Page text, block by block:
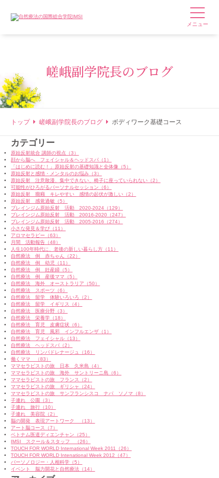
メニュー
嵯峨副学院長のブログ
トップ 嵯峨副学院長のブログ ボディワーク基礎コース
カテゴリー
原始反射統合 講師の視点（3）
顔から脳へ フェイシャル＆ヘッドスパ（1）
「はじめに読む！」原始反射の基礎知識と全体像（5）
原始反射と感情・メンタルのお悩み（3）
原始反射 注意散漫、集中できない、椅子に座っていられない（2）
可能性がひろがるパーソナルセッション（6）
原始反射 癇癪 キレやすい 感情の起伏が激しい（2）
原始反射 感覚過敏（5）
ブレインジム原始反射 活動 2020-2024（129）
ブレインジム原始反射 活動 20016-2020（247）
ブレインジム原始反射 活動 2005-2016（274）
小さな発見＆学び（11）
アロマセラピー（63）
月間 活動報告（48）
人生100年時代に、老後の新しい暮らし方（11）
自然療法 例 赤ちゃん（22）
自然療法 例 幼児（11）
自然療法 例 妊産婦（5）
自然療法 例 産後ママ（5）
自然療法 海外 オーストラリア（50）
自然療法 スポーツ（6）
自然療法 留学 体験いろいろ（2）
自然療法 留学 イギリス（4）
自然療法 医療分野（3）
自然療法 栄養学（18）
自然療法 育児 皮膚症状（6）
自然療法 育児 風邪 インフルエンザ（1）
自然療法 フェイシャル（13）
自然療法 ヘッドスパ（2）
自然療法 リンパドレナージュ（16）
働くママ （83）
ママセラピストの旅 日本 久米島（4）
ママセラピストの旅 海外 サントリーニ島（6）
ママセラピストの旅 フランス（2）
ママセラピストの旅 ギリシャ（24）
ママセラピストの旅 サンフランシスコ ナパ ソノマ（8）
子連れ 公園（3）
子連れ 旅行（10）
子連れ 美容院（2）
脳の開発 表現アートワーク （13）
アート脳コース（7）
ベトナム医道ディエンチャン（25）
IMSI スクール＆スタッフ （26）
TOUCH FOR WORLD International Week 2011（26）
TOUCH FOR WORLD Intenational Week 2012（47）
パーソノロジー・人相科学（5）
イベント 脳力開花と自然療法（14）